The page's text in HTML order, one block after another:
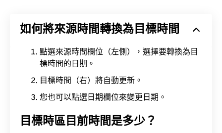
如何將來源時間轉換為目標時間
點選來源時間欄位（左側），選擇要轉換為目
標時間的日期。
目標時間（右）將自動更新。
您也可以點選日期欄位來變更日期。
目標時區目前時間是多少？